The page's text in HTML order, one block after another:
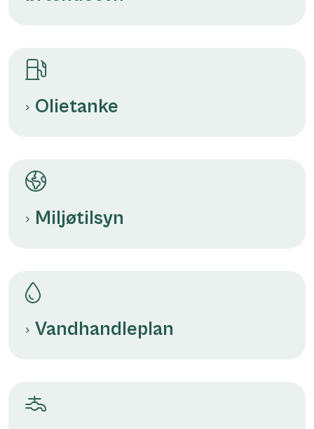
Olietanke
Miljøtilsyn
Vandhandleplan